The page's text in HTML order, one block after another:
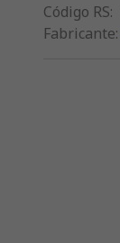
Código RS:
Fabricante: